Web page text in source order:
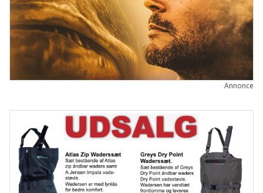
Annonce